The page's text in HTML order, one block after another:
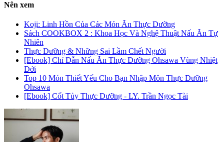
Nên xem
Koji: Linh Hồn Của Các Món Ăn Thực Dưỡng
Sách COOKBOX 2 : Khoa Học Và Nghệ Thuật Nấu Ăn Tự
Nhiên
Thực Dưỡng & Những Sai Lầm Chết Người
[Ebook] Chỉ Dẫn Nấu Ăn Thực Dưỡng Ohsawa Vùng Nhiệt
Đới
Top 10 Món Thiết Yếu Cho Bạn Nhập Môn Thực Dưỡng
Ohsawa
[Ebook] Cốt Tủy Thực Dưỡng - LY. Trần Ngọc Tài